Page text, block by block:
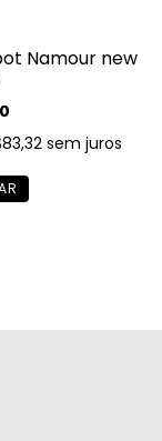
Namour new
sem juros